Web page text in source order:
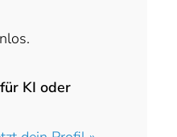
KI oder